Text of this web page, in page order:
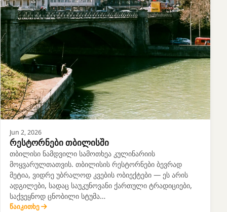
Jun 2, 2026
რესტორნები თბილისში
თბილისი ნამდვილი სამოთხეა კულინარიის
მოყვარულთათვის. თბილისის რესტორნები ბევრად
მეტია, ვიდრე უბრალოდ კვების ობიექტები — ეს არის
ადგილები, სადაც საუკუნოვანი ქართული ტრადიციები,
საქვეყნოდ ცნობილი სტუმა…
წაიკითხე